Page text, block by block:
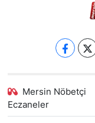
Mersin Nöbetçi
Eczaneler